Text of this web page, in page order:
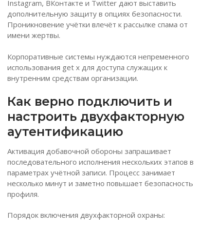
Instagram, ВКонтакте и Twitter дают выставить
дополнительную защиту в опциях безопасности.
Проникновение учётки влечёт к рассылке спама от
имени жертвы.
Корпоративные системы нуждаются непременного
использования get x для доступа служащих к
внутренним средствам организации.
Как верно подключить и
настроить двухфакторную
аутентификацию
Активация добавочной обороны запрашивает
последовательного исполнения нескольких этапов в
параметрах учётной записи. Процесс занимает
несколько минут и заметно повышает безопасность
профиля.
Порядок включения двухфакторной охраны: